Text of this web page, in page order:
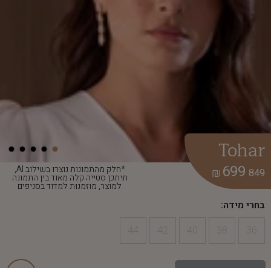
*חלק מהתמונות נוצרו בשילוב AI,
תיתכן סטייה קלה מאוד בין התמונה
למוצר, מוזמנות למדוד בסניפים
Tohar
849
699
₪
בחרי מידה: